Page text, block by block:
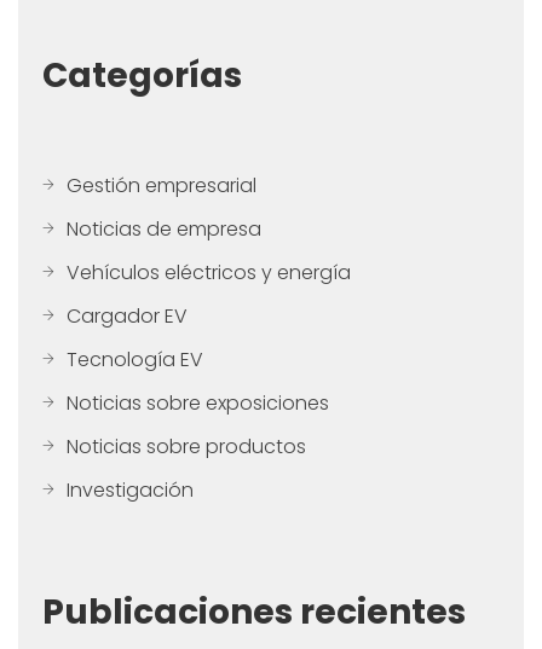
Categorías
Gestión empresarial
Noticias de empresa
Vehículos eléctricos y energía
Cargador EV
Tecnología EV
Noticias sobre exposiciones
Noticias sobre productos
Investigación
Publicaciones recientes